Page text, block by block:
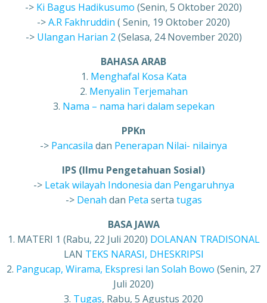
-> Ki Bagus Hadikusumo (Senin, 5 Oktober 2020)
->A.R Fakhruddin ( Senin, 19 Oktober 2020)
-> Ulangan Harian 2 (Selasa, 24 November 2020)
BAHASA ARAB
1. Menghafal Kosa Kata
2. Menyalin Terjemahan
3. Nama – nama hari dalam sepekan
PPKn
-> Pancasila dan Penerapan Nilai- nilainya
IPS (Ilmu Pengetahuan Sosial)
-> Letak wilayah Indonesia dan Pengaruhnya
-> Denah dan Peta serta tugas
BASA JAWA
1. MATERI 1 (Rabu, 22 Juli 2020) DOLANAN TRADISONAL
LAN TEKS NARASI, DHESKRIPSI
2. Pangucap, Wirama, Ekspresi lan Solah Bowo (Senin, 27
Juli 2020)
3. Tugas, Rabu, 5 Agustus 2020